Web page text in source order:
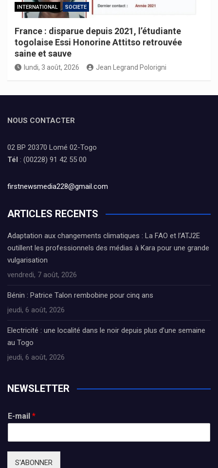
INTERNATIONAL SOCIETE
France : disparue depuis 2021, l’étudiante
togolaise Essi Honorine Attitso retrouvée
saine et sauve
lundi, 3 août, 2026 Jean Legrand Polorigni
NOUS CONTACTER
02 BP 20370 Lomé 02-Togo
Tél : (00228) 91 42 55 00
firstnewsmedia228@gmail.com
ARTICLES RECENTS
Adaptation aux changements climatiques : La FAO et l’ATJ2E
outillent les professionnels des médias à Kara pour une grande
vulgarisation
vendredi, 7 août, 2026
Bénin : Patrice Talon rembobine pour cinq ans
jeudi, 6 août, 2026
Electricité : une localité dans le noir depuis plus d’une semaine
au Togo
jeudi, 6 août, 2026
NEWSLETTER
E-mail *
S'ABONNER